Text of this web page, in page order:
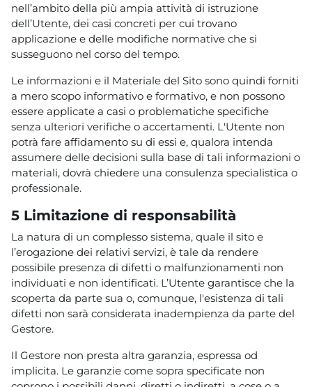
nell’ambito della più ampia attività di istruzione
dell’Utente, dei casi concreti per cui trovano
applicazione e delle modifiche normative che si
susseguono nel corso del tempo.
Le informazioni e il Materiale del Sito sono quindi forniti
a mero scopo informativo e formativo, e non possono
essere applicate a casi o problematiche specifiche
senza ulteriori verifiche o accertamenti. L'Utente non
potrà fare affidamento su di essi e, qualora intenda
assumere delle decisioni sulla base di tali informazioni o
materiali, dovrà chiedere una consulenza specialistica o
professionale.
5 Limitazione di responsabilità
La natura di un complesso sistema, quale il sito e
l’erogazione dei relativi servizi, è tale da rendere
possibile presenza di difetti o malfunzionamenti non
individuati e non identificati. L’Utente garantisce che la
scoperta da parte sua o, comunque, l'esistenza di tali
difetti non sarà considerata inadempienza da parte del
Gestore.
Il Gestore non presta altra garanzia, espressa od
implicita. Le garanzie come sopra specificate non